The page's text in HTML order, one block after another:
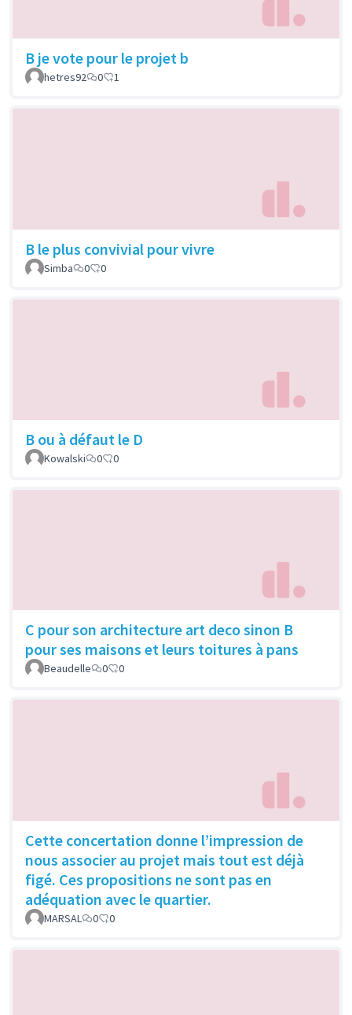
B je vote pour le projet b
hetres92 0 1
B le plus convivial pour vivre
Simba 0 0
B ou à défaut le D
Kowalski 0 0
C pour son architecture art deco sinon B
pour ses maisons et leurs toitures à pans
Beaudelle 0 0
Cette concertation donne l’impression de
nous associer au projet mais tout est déjà
figé. Ces propositions ne sont pas en
adéquation avec le quartier.
MARSAL 0 0